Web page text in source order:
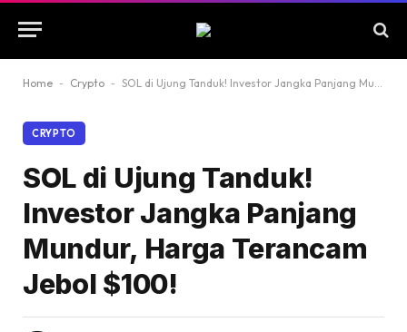
Home - Crypto - SOL di Ujung Tanduk! Investor Jangka Panjang Mundur, Harga Terancam Jebol $100!
CRYPTO
SOL di Ujung Tanduk!
Investor Jangka Panjang
Mundur, Harga Terancam
Jebol $100!